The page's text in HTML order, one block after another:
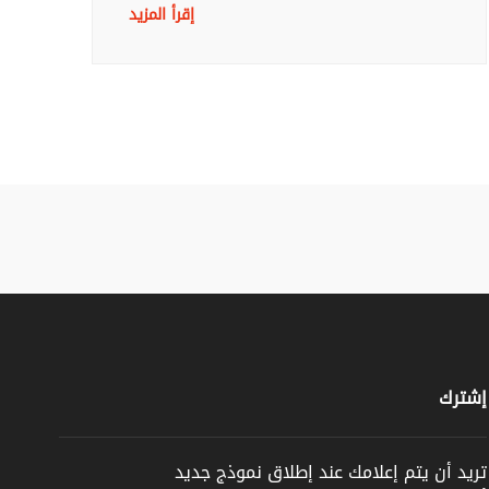
إقرأ المزيد
إشترك
تريد أن يتم إعلامك عند إطلاق نموذج جديد